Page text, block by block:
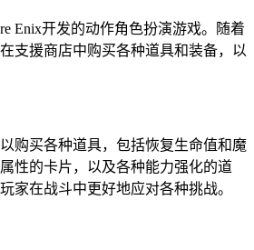
Enix开发的动作角色扮演游戏。随着
支援商店中购买各种道具和装备，以
购买各种道具，包括恢复生命值和魔
性的卡片，以及各种能力强化的道
家在战斗中更好地应对各种挑战。